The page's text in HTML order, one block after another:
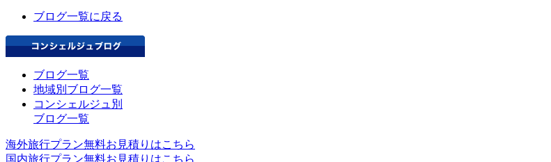
ブログ一覧に戻る
ブログ一覧
地域別ブログ一覧
コンシェルジュ別
ブログ一覧
海外旅行プラン無料お見積りはこちら
国内旅行プラン無料お見積りはこちら